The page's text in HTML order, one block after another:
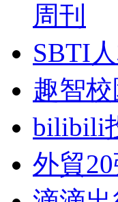
周刊
SBTI
趣智
bilibili
外貿